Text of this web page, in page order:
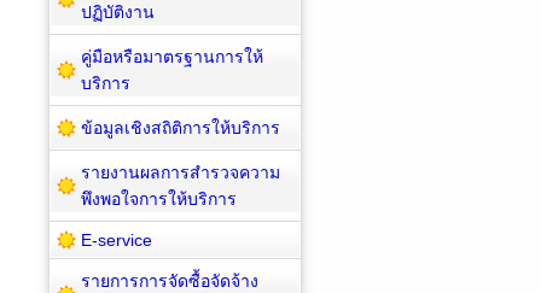
ปฏิบัติงาน
คู่มือหรือมาตรฐานการให้
บริการ
ข้อมูลเชิงสถิติการให้บริการ
รายงานผลการสำรวจความ
พึงพอใจการให้บริการ
E-service
รายการการจัดซื้อจัดจ้าง